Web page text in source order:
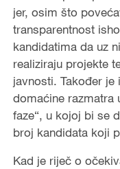
jer, osim što
transparentnost
kandidatima da uz
realiziraju projekte
javnosti. Također je
domaćine razmatra
faze“, u kojoj bi se
broj kandidata koji
Kad je riječ o